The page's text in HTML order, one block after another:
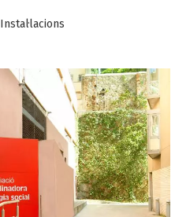
Instal·lacions